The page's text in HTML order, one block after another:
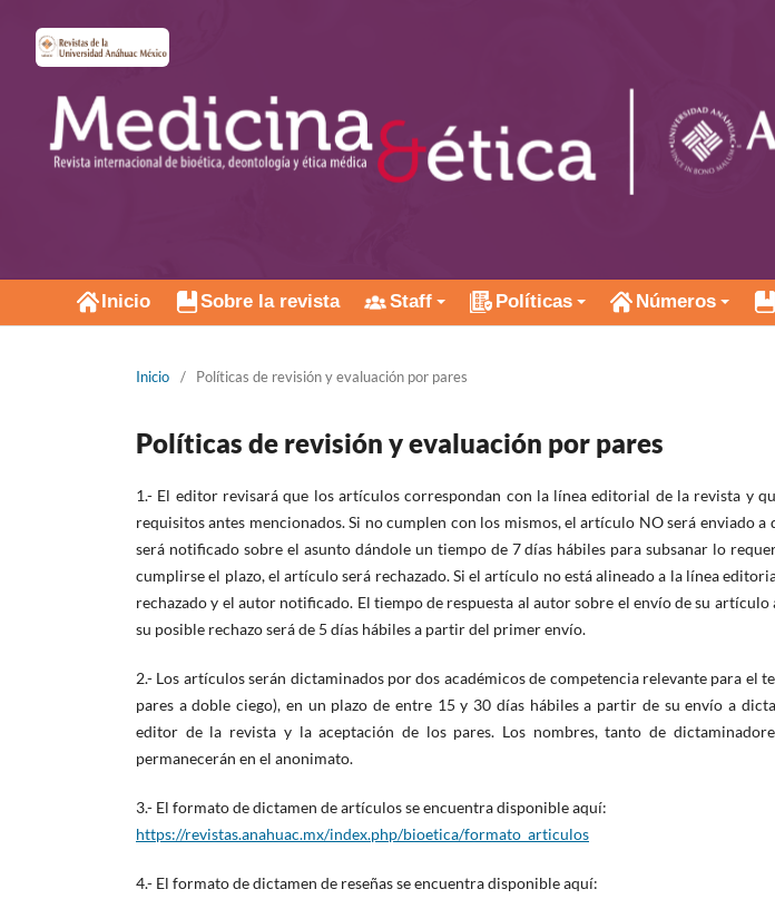
Inicio Sobre la revista Staff Políticas Números
Inicio / Políticas de revisión y evaluación por pares
Políticas de revisión y evaluación por pares
1.- El editor revisará que los artículos correspondan con la línea editorial de la revista y
requisitos antes mencionados. Si no cumplen con los mismos, el artículo NO será enviado a
será notificado sobre el asunto dándole un tiempo de 7 días hábiles para subsanar lo
cumplirse el plazo, el artículo será rechazado. Si el artículo no está alineado a la línea
rechazado y el autor notificado. El tiempo de respuesta al autor sobre el envío de su artículo
su posible rechazo será de 5 días hábiles a partir del primer envío.
2.- Los artículos serán dictaminados por dos académicos de competencia relevante para el
pares a doble ciego), en un plazo de entre 15 y 30 días hábiles a partir de su envío a
editor de la revista y la aceptación de los pares. Los nombres, tanto de
permanecerán en el anonimato.
3.- El formato de dictamen de artículos se encuentra disponible aquí:
https://revistas.anahuac.mx/index.php/bioetica/formato_articulos
4.- El formato de dictamen de reseñas se encuentra disponible aquí: